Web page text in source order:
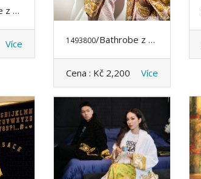
Více 1493800/Bathrobe z VERSACE
Cena : Kč 2,200 Více